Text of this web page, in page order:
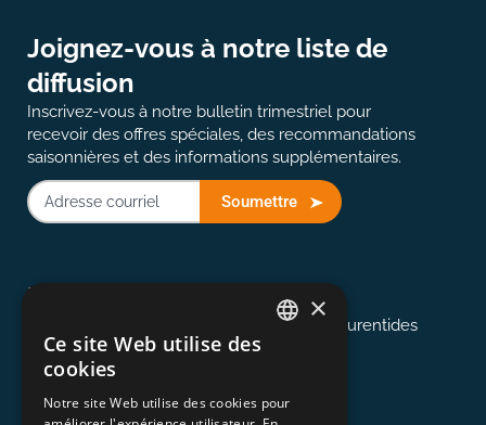
Joignez-vous à notre liste de
diffusion
Inscrivez-vous à notre bulletin trimestriel pour
recevoir des offres spéciales, des recommandations
saisonnières et des informations supplémentaires.
Soumettre
Montréal 514-907-2823
Desservant Montréal, les Cantons et les Laurentides
Ottawa613-845-0127
×
Ce site Web utilise des
cookies
Notre site Web utilise des cookies pour